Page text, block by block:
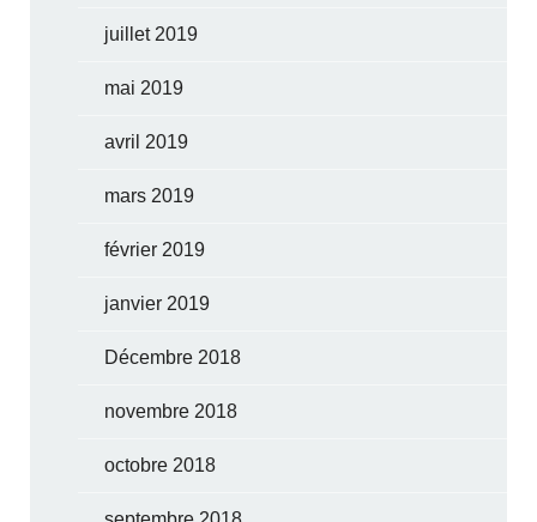
juillet 2019
mai 2019
avril 2019
mars 2019
février 2019
janvier 2019
Décembre 2018
novembre 2018
octobre 2018